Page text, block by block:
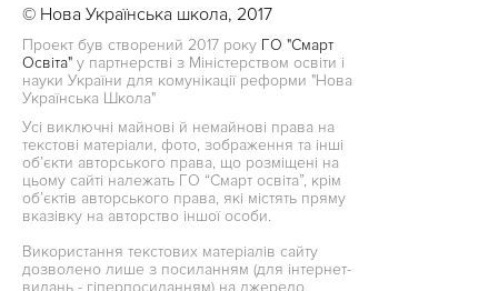
© Нова Українська школа, 2017
Проект був створений 2017 року ГО "Смарт
Освіта" у партнерстві з Міністерством освіти і
науки України для комунікації реформи "Нова
Українська Школа"
Усі виключні майнові й немайнові права на
текстові матеріали, фото, зображення та інші
об’єкти авторського права, що розміщені на
цьому сайті належать ГО “Смарт освіта”, крім
об’єктів авторського права, які містять пряму
вказівку на авторство іншої особи.
Використання текстових матеріалів сайту
дозволено лише з посиланням (для інтернет-
видань - гіперпосиланням) на джерело.